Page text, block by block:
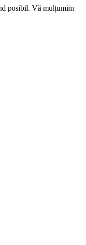
posibil. Vă mulțumim